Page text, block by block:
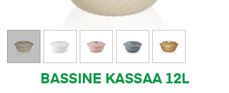
BASSINE KASSAA 12L